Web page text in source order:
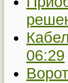
06:29